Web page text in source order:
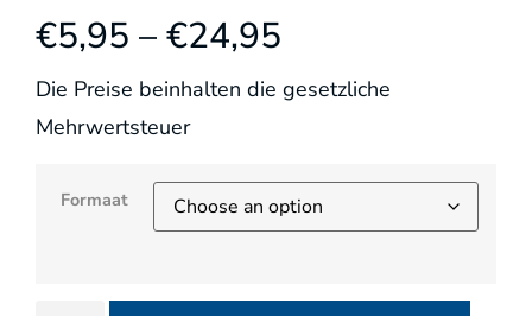
€5,95 –€24,95
Die Preise beinhalten die gesetzliche
Mehrwertsteuer
Formaat